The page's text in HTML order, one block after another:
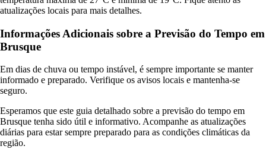
atualizações locais para mais detalhes.
Informações Adicionais sobre a Previsão do Tempo em
Brusque
Em dias de chuva ou tempo instável, é sempre importante se manter
informado e preparado. Verifique os avisos locais e mantenha-se
seguro.
Esperamos que este guia detalhado sobre a previsão do tempo em
Brusque tenha sido útil e informativo. Acompanhe as atualizações
diárias para estar sempre preparado para as condições climáticas da
região.